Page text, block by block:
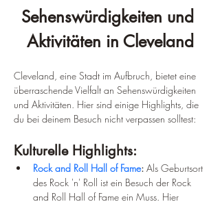
Sehenswürdigkeiten und
Aktivitäten in Cleveland
Cleveland, eine Stadt im Aufbruch, bietet eine
überraschende Vielfalt an Sehenswürdigkeiten
und Aktivitäten. Hier sind einige Highlights, die
du bei deinem Besuch nicht verpassen solltest:
Kulturelle Highlights:
Rock and Roll Hall of Fame: Als Geburtsort
des Rock 'n' Roll ist ein Besuch der Rock
and Roll Hall of Fame ein Muss. Hier